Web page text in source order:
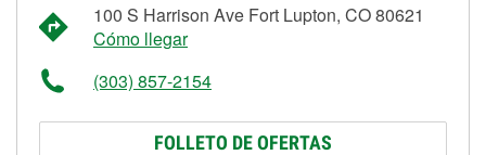
100 S Harrison Ave Fort Lupton, CO 80621
Cómo llegar
(303) 857-2154
FOLLETO DE OFERTAS